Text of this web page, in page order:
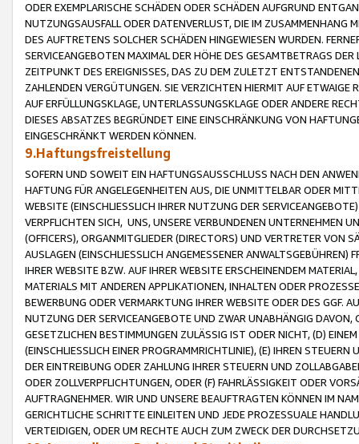
ODER EXEMPLARISCHE SCHÄDEN ODER SCHÄDEN AUFGRUND
NUTZUNGSAUSFALL ODER DATENVERLUST, DIE IM ZUSAMMENHANG
DES AUFTRETENS SOLCHER SCHÄDEN HINGEWIESEN WURDEN.
SERVICEANGEBOTEN MAXIMAL DER HÖHE DES GESAMTBETRAGS
ZEITPUNKT DES EREIGNISSES, DAS ZU DEM ZULETZT
ZAHLENDEN VERGÜTUNGEN. SIE VERZICHTEN HIERMIT AUF
AUF ERFÜLLUNGSKLAGE, UNTERLASSUNGSKLAGE ODER ANDERE
DIESES ABSATZES BEGRÜNDET EINE EINSCHRÄNKUNG VON
EINGESCHRÄNKT WERDEN KÖNNEN.
9.Haftungsfreistellung
SOFERN UND SOWEIT EIN HAFTUNGSAUSSCHLUSS NACH DEN
HAFTUNG FÜR ANGELEGENHEITEN AUS, DIE UNMITTELBAR ODER
WEBSITE (EINSCHLIESSLICH IHRER NUTZUNG DER
VERPFLICHTEN SICH, UNS, UNSERE VERBUNDENEN UNTERNEHMEN
(OFFICERS), ORGANMITGLIEDER (DIRECTORS) UND VERTRETER VON
AUSLAGEN (EINSCHLIESSLICH ANGEMESSENER
IHRER WEBSITE BZW. AUF IHRER WEBSITE ERSCHEINENDEM
MATERIALS MIT ANDEREN APPLIKATIONEN, INHALTEN ODER
BEWERBUNG ODER VERMARKTUNG IHRER WEBSITE ODER DES GGF.
NUTZUNG DER SERVICEANGEBOTE UND ZWAR UNABHÄNGIG
GESETZLICHEN BESTIMMUNGEN ZULÄSSIG IST ODER NICHT, (D)
(EINSCHLIESSLICH EINER PROGRAMMRICHTLINIE), (E) IHREN
DER EINTREIBUNG ODER ZAHLUNG IHRER STEUERN UND
ODER ZOLLVERPFLICHTUNGEN, ODER (F) FAHRLÄSSIGKEIT ODER
AUFTRAGNEHMER. WIR UND UNSERE BEAUFTRAGTEN KÖNNEN IM
GERICHTLICHE SCHRITTE EINLEITEN UND JEDE PROZESSUALE
VERTEIDIGEN, ODER UM RECHTE AUCH ZUM ZWECK DER